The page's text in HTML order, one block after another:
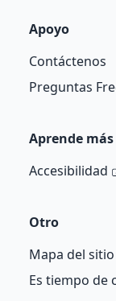
Apoyo
Contáctenos
Preguntas
Aprende más
Accesibilidad
Otro
Mapa del sitio
Es tiempo de